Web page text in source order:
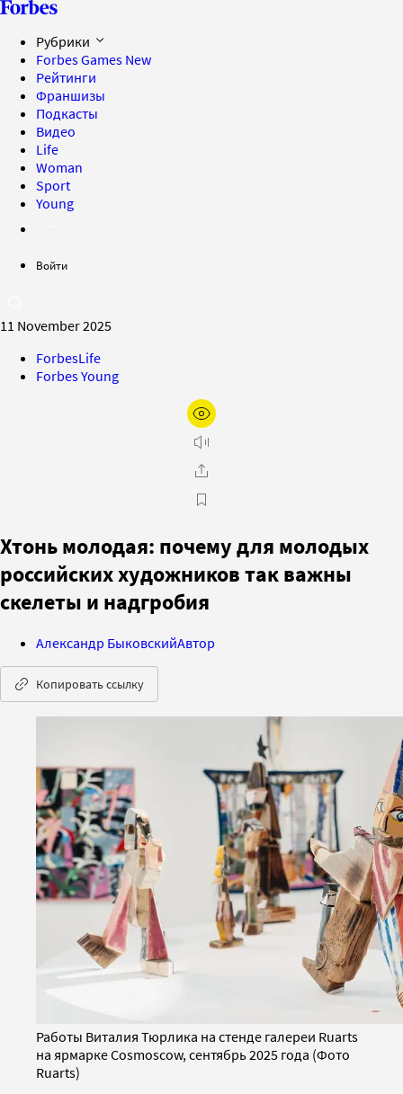
Рубрики
Forbes Games New
Рейтинги
Франшизы
Подкасты
Видео
Life
Woman
Sport
Young
Войти
11 November 2025
ForbesLife
Forbes Young
Хтонь молодая: почему для молодых
российских художников так важны
скелеты и надгробия
Александр БыковскийАвтор
Копировать ссылку
Работы Виталия Тюрлика на стенде галереи Ruarts
на ярмарке Cosmoscow, сентябрь 2025 года (Фото
Ruarts)